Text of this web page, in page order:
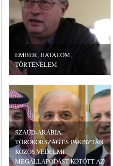
EMBER, HATALOM,
TÖRTÉNELEM
SZAÚD-ARÁBIA,
TÖRÖKORSZÁG ÉS PAKISZTÁN
KÖZÖS VÉDELMI
MEGÁLLAPODÁST KÖTÖTT AZ